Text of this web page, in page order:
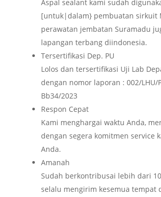
Aspal sealant kami sudah
[untuk|dalam} pembuatan sirkuit
perawatan jembatan Suramadu
lapangan terbang diindonesia.
Tersertifikasi Dep. PU
Lolos dan tersertifikasi Uji Lab
dengan nomor laporan : 002/LHU/
Bb34/2023
Respon Cepat
Kami menghargai waktu Anda,
dengan segera komitmen service
Anda.
Amanah
Sudah berkontribusai lebih dari
selalu mengirim kesemua tempat